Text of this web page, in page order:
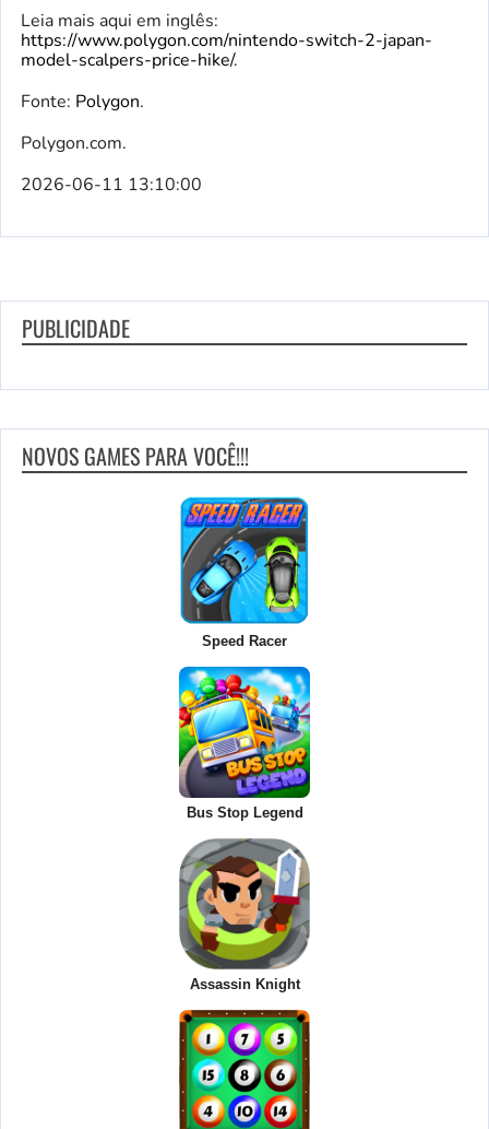
Leia mais aqui em inglês:
https://www.polygon.com/nintendo-switch-2-japan-
model-scalpers-price-hike/.
Fonte: Polygon.
Polygon.com.
2026-06-11 13:10:00
PUBLICIDADE
NOVOS GAMES PARA VOCÊ!!!
Speed Racer
Bus Stop Legend
Assassin Knight